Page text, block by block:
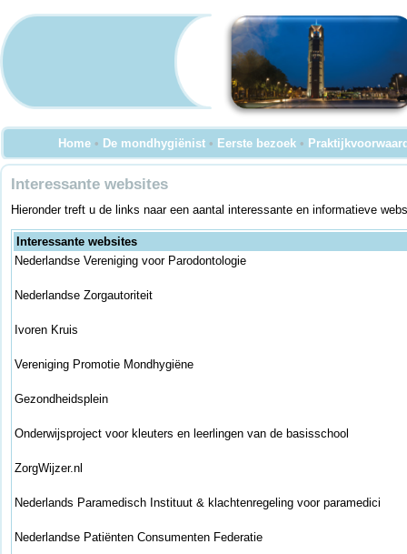
Home • De mondhygiënist • Eerste bezoek •
Interessante websites
Hieronder treft u de links naar een aantal interessante en informatieve
Interessante websites
Nederlandse Vereniging voor Parodontologie
Nederlandse Zorgautoriteit
Ivoren Kruis
Vereniging Promotie Mondhygiëne
Gezondheidsplein
Onderwijsproject voor kleuters en leerlingen van de basisschool
ZorgWijzer.nl
Nederlands Paramedisch Instituut & klachtenregeling voor paramedici
Nederlandse Patiënten Consumenten Federatie